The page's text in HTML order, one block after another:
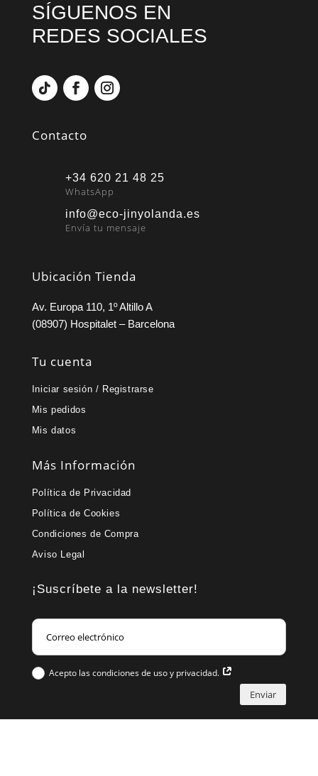
SÍGUENOS EN
REDES SOCIALES
Contacto
+34 620 21 48 25
WhatsApp
info@eco-jinyolanda.es
Envía tu mensaje
Ubicación Tienda
Av. Europa 110, 1º Altillo A
(08907) Hospitalet – Barcelona
Tu cuenta
Iniciar sesión / Registrarse
Mis pedidos
Mis datos
Más Información
Política de Privacidad
Política de Cookies
Condiciones de Compra
Aviso Legal
¡Suscríbete a la newsletter!
Acepto las condiciones de uso y privacidad.
Enviar